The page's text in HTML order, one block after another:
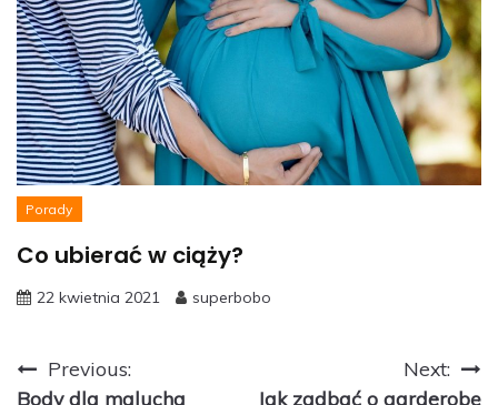
Porady
Co ubierać w ciąży?
22 kwietnia 2021 superbobo
Nawigacja
Previous:
Body dla malucha
Next:
Jak zadbać o garderobę